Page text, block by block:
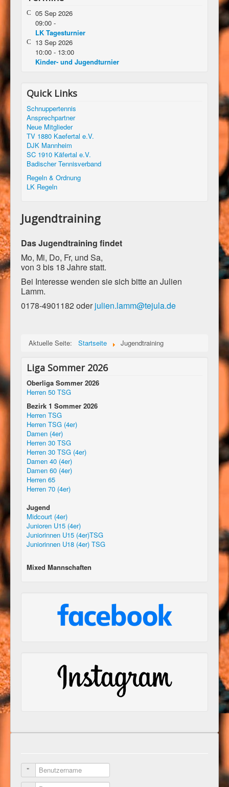
05 Sep 2026
09:00 -
LK Tagesturnier
13 Sep 2026
10:00 - 13:00
Kinder- und Jugendturnier
Quick Links
Schnuppertennis
Ansprechpartner
Neue Mitglieder
TV 1880 Kaefertal e.V.
DJK Mannheim
SC 1910 Käfertal e.V.
Badischer Tennisverband
Regeln & Ordnung
LK Regeln
Jugendtraining
Das Jugendtraining findet
Mo, Mi, Do, Fr, und Sa,
von 3 bis 18 Jahre statt.
Bei Interesse wenden sie sich bitte an Julien
Lamm.
0178-4901182 oder julien.lamm@tejula.de
Aktuelle Seite: Startseite Jugendtraining
Liga Sommer 2026
Oberliga Sommer 2026
Herren 50 TSG
Bezirk 1 Sommer 2026
Herren TSG
Herren TSG (4er)
Damen (4er)
Herren 30 TSG
Herren 30 TSG (4er)
Damen 40 (4er)
Damen 60 (4er)
Herren 65
Herren 70 (4er)
Jugend
Midcourt (4er)
Junioren U15 (4er)
Juniorinnen U15 (4er)TSG
Juniorinnen U18 (4er) TSG
Mixed Mannschaften
Benutzername